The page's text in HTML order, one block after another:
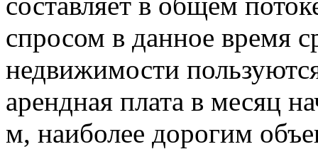
спросом в данное время
недвижимости
арендная плата в месяц
м, наиболее дорогим